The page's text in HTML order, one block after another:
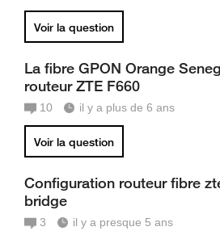
Voir la question
La fibre GPON Orange
routeur ZTE F660
10 il y a plus de 6 ans
Voir la question
Configuration routeur fibre
bridge
3 il y a presque 5 ans